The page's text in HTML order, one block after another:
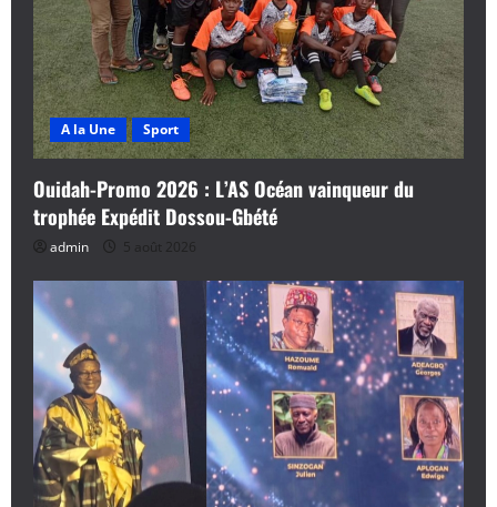
A la Une Sport
Ouidah-Promo 2026 : L’AS Océan vainqueur du
trophée Expédit Dossou-Gbété
admin 5 août 2026